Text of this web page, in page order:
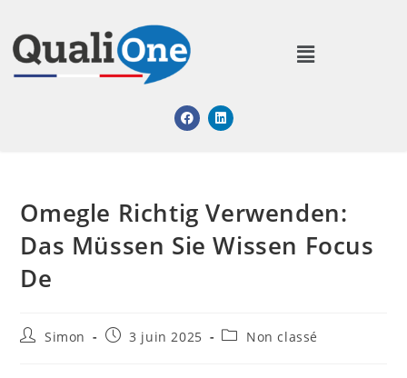
Omegle Richtig Verwenden:
Das Müssen Sie Wissen Focus
De
Simon 3 juin 2025 Non classé